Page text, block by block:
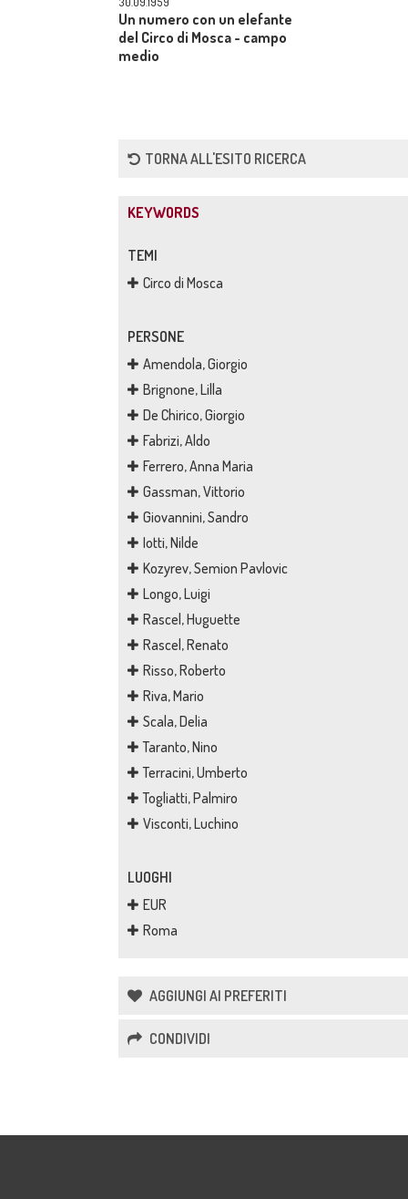
Un numero con un elefante
del Circo di Mosca - campo
medio
TORNA ALL'ESITO RICERCA
KEYWORDS
TEMI
Circo di Mosca
PERSONE
Amendola, Giorgio
Brignone, Lilla
De Chirico, Giorgio
Fabrizi, Aldo
Ferrero, Anna Maria
Gassman, Vittorio
Giovannini, Sandro
Iotti, Nilde
Kozyrev, Semion Pavlovic
Longo, Luigi
Rascel, Huguette
Rascel, Renato
Risso, Roberto
Riva, Mario
Scala, Delia
Taranto, Nino
Terracini, Umberto
Togliatti, Palmiro
Visconti, Luchino
LUOGHI
EUR
Roma
AGGIUNGI AI PREFERITI
CONDIVIDI